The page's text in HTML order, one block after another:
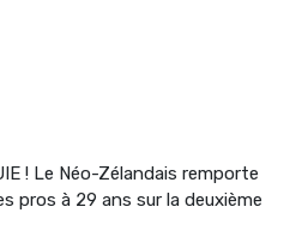
! Le Néo-Zélandais remporte
pros à 29 ans sur la deuxième